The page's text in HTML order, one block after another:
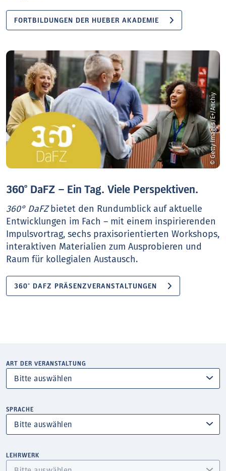
FORTBILDUNGEN DER HUEBER AKADEMIE
© Getty Images/E+/Anchiy
360° DaFZ – Ein Tag. Viele Perspektiven.
360° DaFZbietet den Rundumblick auf aktuelle
Entwicklungen im Fach – mit einem inspirierenden
Impulsvortrag, sechs praxisorientierten Workshops,
interaktiven Materialien zum Ausprobieren und
Raum für kollegialen Austausch.
360° DAFZ PRÄSENZVERANSTALTUNGEN
ART DER VERANSTALTUNG
SPRACHE
LEHRWERK